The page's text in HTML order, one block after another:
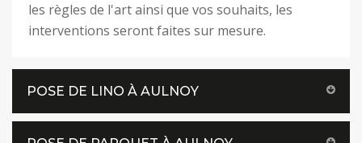
les règles de l'art ainsi que vos souhaits, les
interventions seront faites sur mesure.
POSE DE LINO À AULNOY